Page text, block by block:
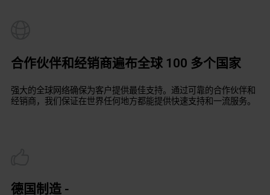
合作伙伴和经销商遍布全球 100 多个国家
强大的全球网络确保为客户提供最佳支持。通过可靠的合作伙伴和
经销商，我们保证在世界任何地方都能提供快速支持和一流服务。
德国制造 -